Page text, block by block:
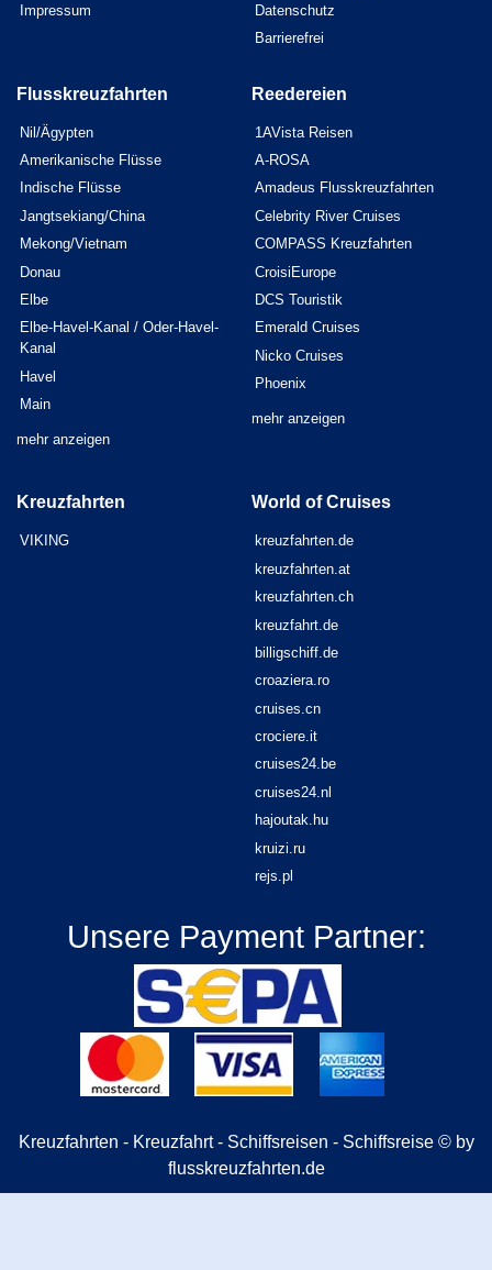
Impressum
Datenschutz
Barrierefrei
Flusskreuzfahrten
Nil/Ägypten
Amerikanische Flüsse
Indische Flüsse
Jangtsekiang/China
Mekong/Vietnam
Donau
Elbe
Elbe-Havel-Kanal / Oder-Havel-
Kanal
Havel
Main
mehr anzeigen
Reedereien
1AVista Reisen
A-ROSA
Amadeus Flusskreuzfahrten
Celebrity River Cruises
COMPASS Kreuzfahrten
CroisiEurope
DCS Touristik
Emerald Cruises
Nicko Cruises
Phoenix
mehr anzeigen
Kreuzfahrten
VIKING
World of Cruises
kreuzfahrten.de
kreuzfahrten.at
kreuzfahrten.ch
kreuzfahrt.de
billigschiff.de
croaziera.ro
cruises.cn
crociere.it
cruises24.be
cruises24.nl
hajoutak.hu
kruizi.ru
rejs.pl
Unsere Payment Partner:
Kreuzfahrten - Kreuzfahrt - Schiffsreisen - Schiffsreise © by
flusskreuzfahrten.de